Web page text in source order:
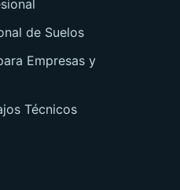
de Suelos
Empresas y
Técnicos